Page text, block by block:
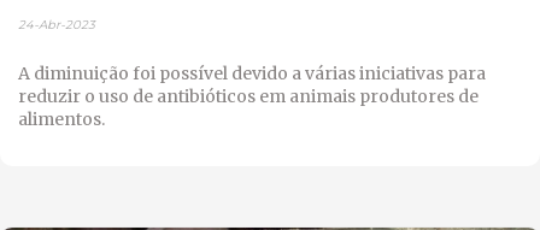
24-Abr-2023
A diminuição foi possível devido a várias iniciativas para
reduzir o uso de antibióticos em animais produtores de
alimentos.